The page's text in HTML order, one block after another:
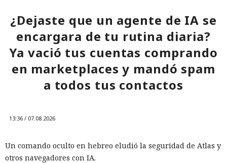
¿Dejaste que un agente de IA se
encargara de tu rutina diaria?
Ya vació tus cuentas comprando
en marketplaces y mandó spam
a todos tus contactos
13:36 / 07.08.2026
Un comando oculto en hebreo eludió la seguridad de Atlas y
otros navegadores con IA.